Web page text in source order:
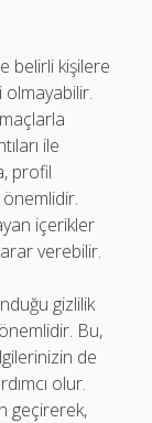
belirli kişilere
olmayabilir.
ile
profil
içerikler
verebilir.
gizlilik
Bu,
de
olur.
geçirerek,